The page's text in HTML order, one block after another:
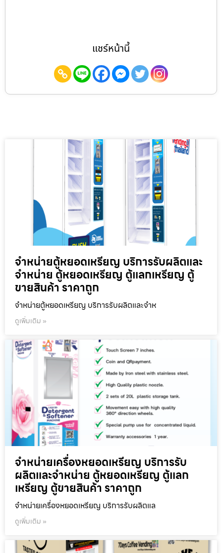
แชร์หน้านี้
จำหน่ายตู้หยอดเหรียญ บริการรับผลิตและ
จำหน่าย ตู้หยอดเหรียญ ตู้แลกเหรียญ ตู้
ขายสินค้า ราคาถูก
จำหน่ายตู้หยอดเหรียญ บริการรับผลิตและจำห
ดูเพิ่มเติม »
จำหน่ายเครื่องหยอดเหรียญ บริการรับ
ผลิตและจำหน่าย ตู้หยอดเหรียญ ตู้แลก
เหรียญ ตู้ขายสินค้า ราคาถูก
จำหน่ายเครื่องหยอดเหรียญ บริการรับผลิตแล
ดูเพิ่มเติม »